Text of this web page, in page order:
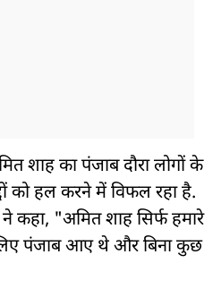
शाह का पंजाब दौरा लोगों के
को हल करने में विफल रहा है.
कहा, "अमित शाह सिर्फ हमारे
पंजाब आए थे और बिना कुछ